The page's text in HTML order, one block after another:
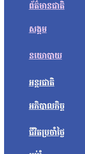
ព័ត៌មានជាតិ
សង្គម
នយោបាយ
អន្តរជាតិ
អភិបាលកិច្ច
ជីវិតប្រចាំថ្ងៃ